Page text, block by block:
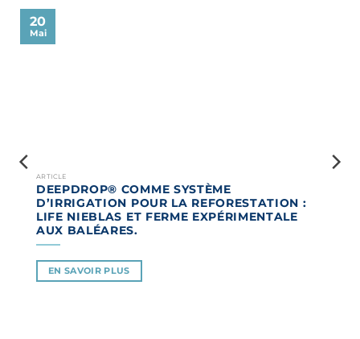
ARTICLE
DEEPDROP® COMME SYSTÈME
D’IRRIGATION POUR LA REFORESTATION :
LIFE NIEBLAS ET FERME EXPÉRIMENTALE
AUX BALÉARES.
EN SAVOIR PLUS
20
Mai